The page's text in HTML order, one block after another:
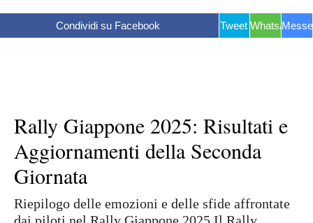
Condividi su Facebook Tweet WhatsApp
Rally Giappone 2025: Risultati e
Aggiornamenti della Seconda
Giornata
Riepilogo delle emozioni e delle sfide affrontate